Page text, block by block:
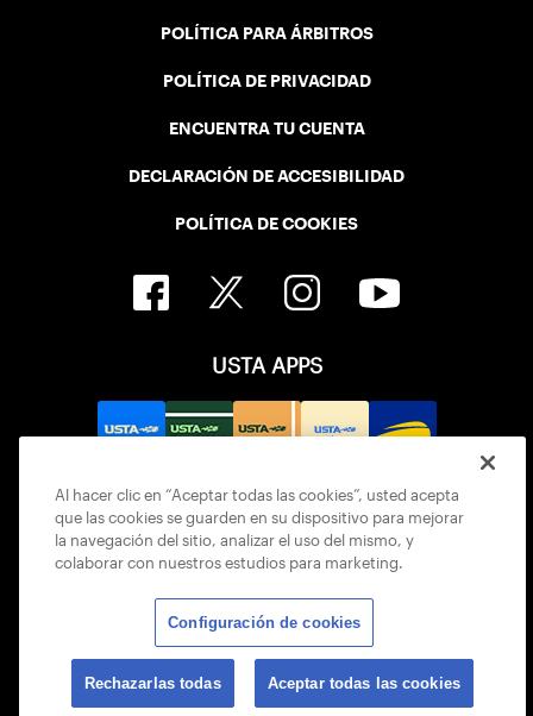
POLÍTICA PARA ÁRBITROS
POLÍTICA DE PRIVACIDAD
ENCUENTRA TU CUENTA
DECLARACIÓN DE ACCESIBILIDAD
POLÍTICA DE COOKIES
USTA APPS
© 2026 USTA ALL RIGHTS RESERVED
Al hacer clic en “Aceptar todas las cookies”, usted acepta
que las cookies se guarden en su dispositivo para mejorar
la navegación del sitio, analizar el uso del mismo, y
colaborar con nuestros estudios para marketing.
Configuración de cookies
Rechazarlas todas Aceptar todas las cookies